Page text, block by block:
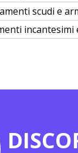
scudi e
incantesimi